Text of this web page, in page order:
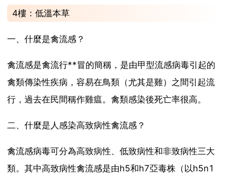
4樓：低溫本草
一、什麼是禽流感？
禽流感是禽流行**冒的簡稱，是由甲型流感病毒引起的
禽類傳染性疾病，容易在鳥類（尤其是雞）之間引起流
行，過去在民間稱作雞瘟。禽類感染後死亡率很高。
二、什麼是人感染高致病性禽流感？
禽流感病毒可分為高致病性、低致病性和非致病性三大
類。其中高致病性禽流感是由h5和h7亞毒株（以h5n1